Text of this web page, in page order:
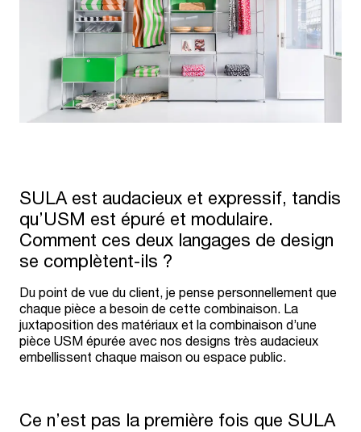
SULA est audacieux et expressif, tandis
qu’USM est épuré et modulaire.
Comment ces deux langages de design
se complètent-ils ?
Du point de vue du client, je pense personnellement que
chaque pièce a besoin de cette combinaison. La
juxtaposition des matériaux et la combinaison d’une
pièce USM épurée avec nos designs très audacieux
embellissent chaque maison ou espace public.
Ce n’est pas la première fois que SULA